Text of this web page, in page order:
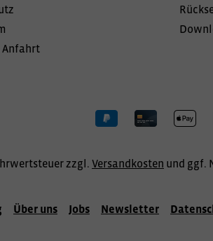
Anfahrt
zzgl. Versandkosten und ggf.
Über uns Jobs Newsletter